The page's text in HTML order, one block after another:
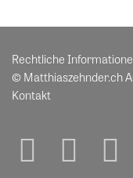
Rechtliche
© Matthiaszehnder.ch
Kontakt